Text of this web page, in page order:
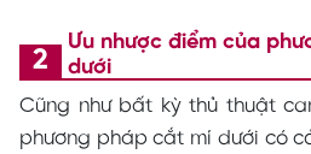
Ưu nhược điểm của
dưới
Cũng như bất kỳ thủ thuật
phương pháp cắt mí dưới có